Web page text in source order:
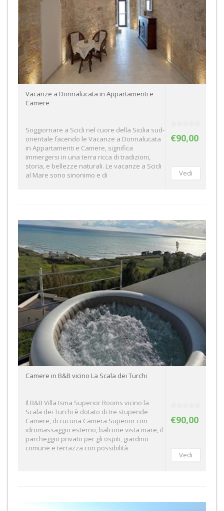
€90,00
Vacanze a Donnalucata in Appartamenti e
Camere
Soggiornare a Scicli nel cuore della Sicilia sud-
orientale facendo le Vacanze a Donnalucata
in Appartamenti e Camere, significa
immergersi in una terra ricca di tradizioni,
storia, e bellezze naturali. Le vacanze a Scicli
al Mare sono sinonimo e di
€90,00
Camere in B&B vicino La Scala dei Turchi
Il B&B Villa Isma Superior Rooms vicino la
Scala dei Turchi è dotato di tre stupende
Camere, di cui una Camera Superior con
idromassaggio esterno, balcone vista mare, il
parcheggio privato per gli ospiti, giardino
comune e terrazza con possibilità